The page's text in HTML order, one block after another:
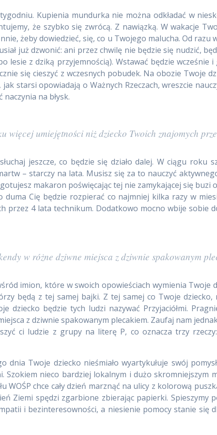
Kupienia mundurka nie można odkładać w
że szybko się zwrócą. Z nawiązką. W wakacje
żeby dowiedzieć, się, co u Twojego malucha. Od
już dzwonić: ani przez chwilę nie będzie się nudzić,
lesie z dziką przyjemnością). Wstawać będzie wcześnie
się cieszyć z wczesnych pobudek. Na obozie Twoje
starsi opowiadają o Ważnych Rzeczach, wreszcie
na błysk.
więcej umiejętności niż dziecko Twoich znajomych
jeszcze, co będzie się działo dalej. W ciągu roku
– starczy na lata. Musisz się za to nauczyć
makaron poświęcając tej nie zamykającej się
Cię będzie rozpierać co najmniej kilka razy w
przez 4 lata technikum. Dodatkowo mocno wbije sobie
w różne dziwne miejsca z dziwnie spakowanym
imion, które w swoich opowieściach wymienia Twoje
będą z tej samej bajki. Z tej samej co Twoje
dziecko będzie tych ludzi nazywać Przyjaciółmi.
z dziwnie spakowanym plecakiem. Zaufaj nam
ci ludzie z grupy na literę P, co oznacza trzy
dnia Twoje dziecko nieśmiało wyartykułuje swój
Szokiem nieco bardziej lokalnym i dużo skromniejszym
chce cały dzień marznąć na ulicy z kolorową
Ziemi spędzi zgarbione zbierając papierki.
i bezinteresowności, a niesienie pomocy stanie się